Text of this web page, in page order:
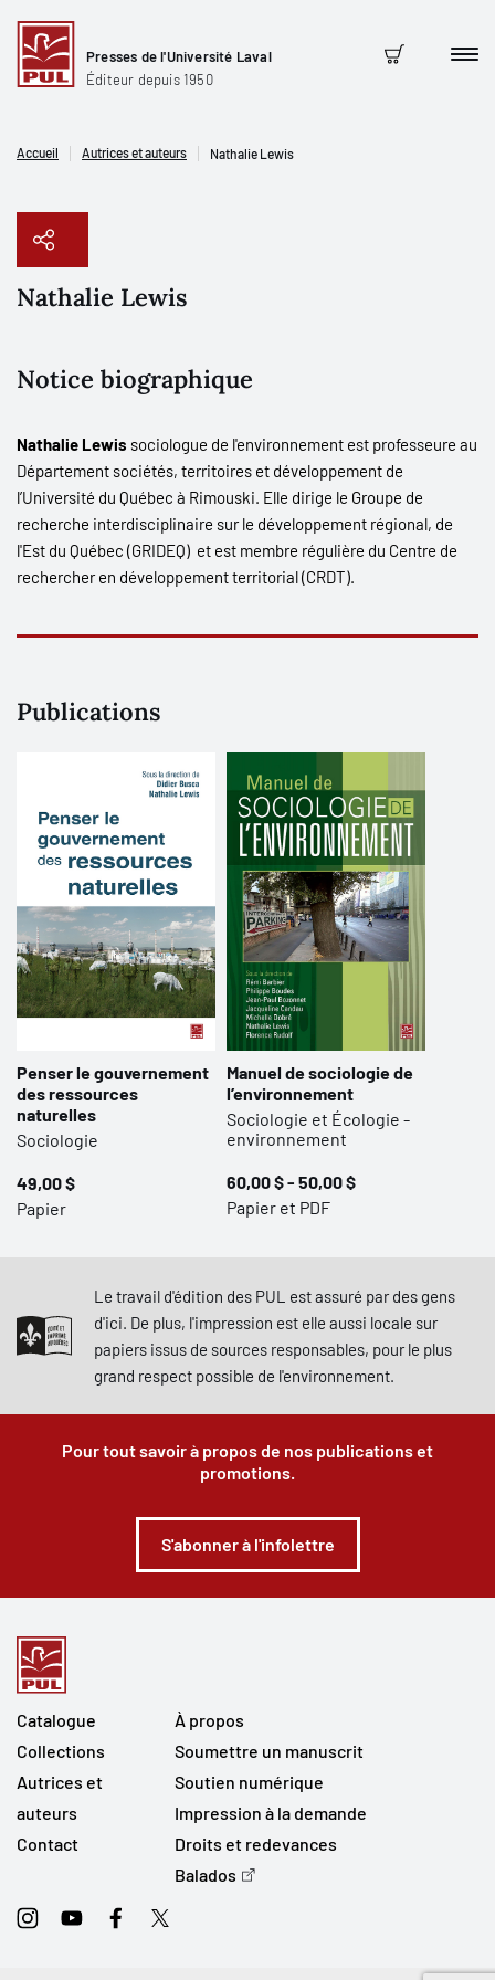
Presses de l'Université Laval
Éditeur depuis 1950
Panier
Accueil Autrices et auteurs Nathalie Lewis
Nathalie Lewis
Notice biographique
Nathalie Lewis sociologue de l'environnement est professeure au
Département sociétés, territoires et développement de
l’Université du Québec à Rimouski. Elle dirige le Groupe de
recherche interdisciplinaire sur le développement régional, de
l'Est du Québec (GRIDEQ) et est membre régulière du Centre de
rechercher en développement territorial (CRDT).
Publications
Penser le gouvernement
des ressources
naturelles
Sociologie
49,00 $
Papier
Manuel de sociologie de
l’environnement
Sociologie et Écologie -
environnement
60,00 $ - 50,00 $
Papier et PDF
Le travail d'édition des PUL est assuré par des gens
d'ici. De plus, l'impression est elle aussi locale sur
papiers issus de sources responsables, pour le plus
grand respect possible de l'environnement.
Pour tout savoir à propos de nos publications et
promotions.
S'abonner à l'infolettre
Catalogue
Collections
Autrices et
auteurs
Contact
À propos
Soumettre un manuscrit
Soutien numérique
Impression à la demande
Droits et redevances
Balados
InstagramYoutubeFacebookTwitter